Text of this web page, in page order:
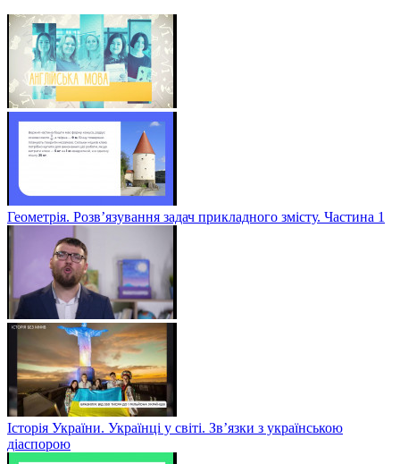
Геометрія. Розв’язування задач прикладного змісту. Частина 1
Історія України. Українці у світі. Зв’язки з українською
діаспорою